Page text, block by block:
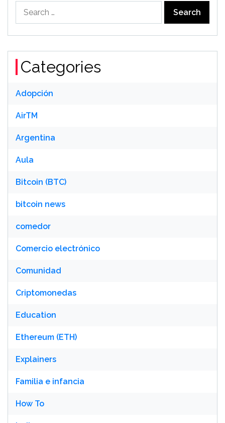
for:
Categories
Adopción
AirTM
Argentina
Aula
Bitcoin (BTC)
bitcoin news
comedor
Comercio electrónico
Comunidad
Criptomonedas
Education
Ethereum (ETH)
Explainers
Familia e infancia
How To